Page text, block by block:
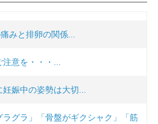
みと排卵の関係...
意を・・・...
娠中の姿勢は大切...
ラグラ」「骨盤がギクシャク」「筋